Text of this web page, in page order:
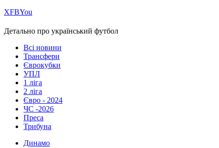
ХFBYou
Детально про український футбол
Всі новини
Трансфери
Єврокубки
УПЛ
1 ліга
2 ліга
Євро - 2024
ЧС -2026
Преса
Трибуна
Динамо